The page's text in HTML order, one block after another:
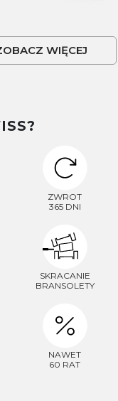
WIĘCEJ
ZWROT
365 DNI
SKRACANIE
BRANSOLETY
NAWET
60 RAT